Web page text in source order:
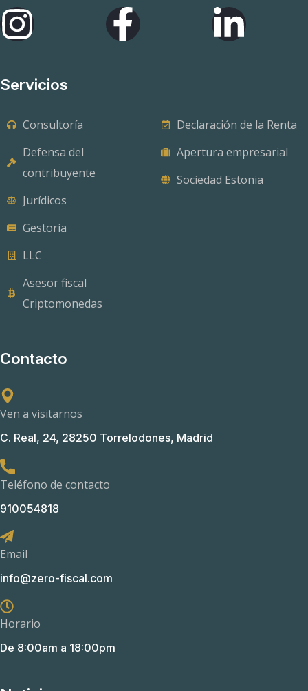
a
j
Servicios
Consultoría
Defensa del
contribuyente
Jurídicos
Gestoría
LLC
Asesor fiscal
Criptomonedas
Declaración de la Renta
Apertura empresarial
Sociedad Estonia
Contacto
Ven a visitarnos
C. Real, 24, 28250 Torrelodones, Madrid
Teléfono de contacto
910054818
Email
info@zero-fiscal.com
Horario
De 8:00am a 18:00pm